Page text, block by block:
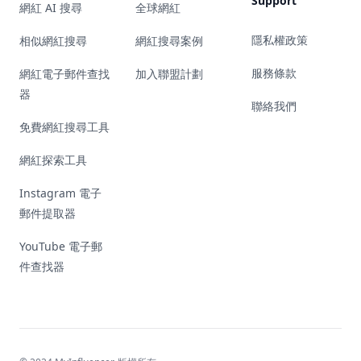
網紅 AI 搜尋
相似網紅搜尋
網紅電子郵件查找
器
免費網紅搜尋工具
網紅探索工具
Instagram 電子
郵件提取器
YouTube 電子郵
件查找器
全球網紅
網紅搜尋案例
加入聯盟計劃
隱私權政策
服務條款
聯絡我們